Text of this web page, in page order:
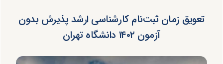
تعویق زمان ثبت‌نام کارشناسی ارشد پذیرش بدون
آزمون ۱۴۰۲ دانشگاه تهران